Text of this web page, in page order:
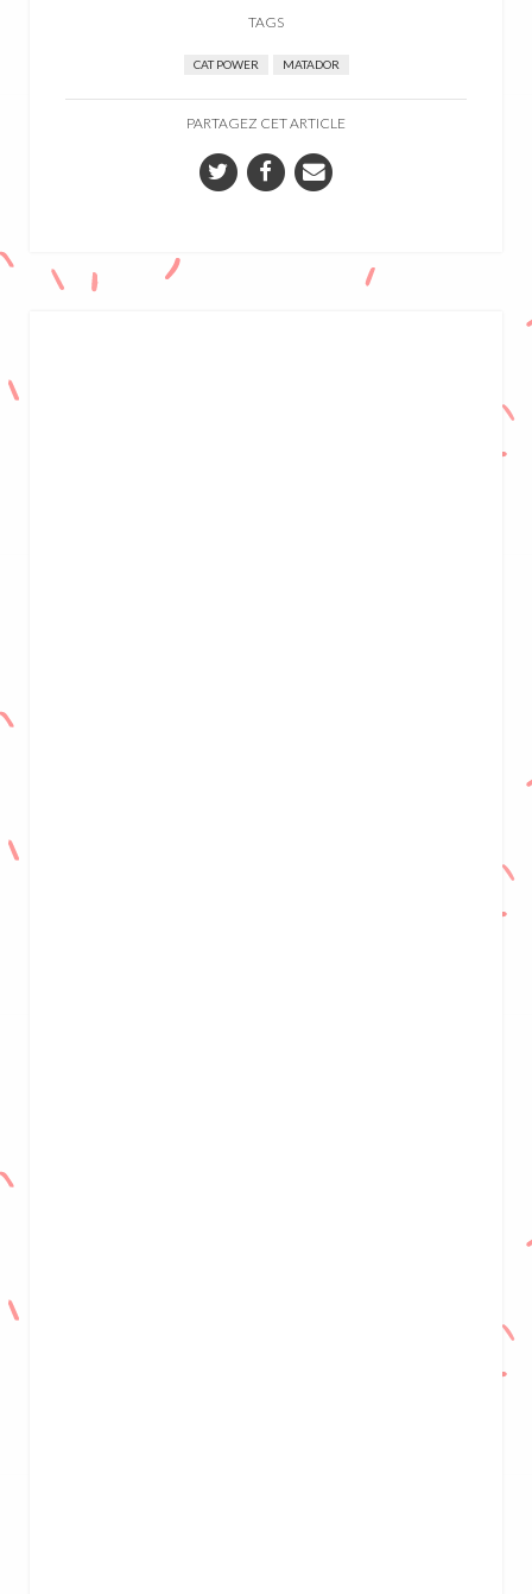
TAGS
CAT POWER MATADOR
PARTAGEZ CET ARTICLE